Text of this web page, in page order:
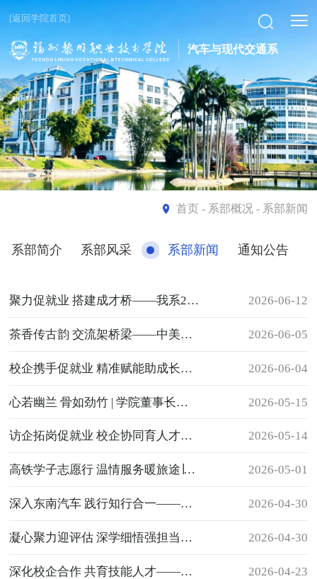
[返回学院首页]
汽车与现代交通系
首页- 系部概况 - 系部新闻
系部简介 系部风采 系部新闻 通知公告
聚力促就业 搭建成才桥——我系2027届毕业生专场招聘会圆满落幕 2026-06-12
茶香传古韵 交流架桥梁——中美青年文化交流使者走进我系体验传统茶文化 2026-06-05
校企携手促就业 精准赋能助成长——南昌铁路局福州客运段莅临我校
开展专场招聘
2026-06-04
心若幽兰 骨如劲竹 | 学院董事长王苏华作“做一名优雅知性的女子”专题讲座 2026-05-15
访企拓岗促就业 校企协同育人才——我系赴福州火车站等单位开展
“访企拓岗”专项工作
2026-05-14
高铁学子志愿行 温情服务暖旅途∣我系高铁专业学子赴福州火车南站开展
劳动节志愿服务
2026-05-01
深入东南汽车 践行知行合一——我系东南汽车订单班学生赴企业参观学习 2026-04-30
凝心聚力迎评估 深学细悟强担当——我系组织全体教职工开展
教学评估“应知应会”专题学习
2026-04-30
深化校企合作 共育技能人才——我系赴福建东南汽车参观交流 2026-04-23